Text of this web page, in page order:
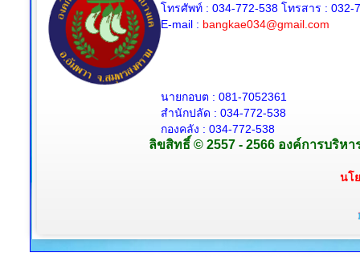
โทรศัพท์ : 034-772-538 โทรสาร : 032-
E-mail : bangkae034@gmail.com
นายกอบต : 081-7052361
สำนักปลัด : 034-772-538
กองคลัง : 034-772-538
ลิขสิทธิ์ © 2557 - 2566 องค์การบริห
นโ